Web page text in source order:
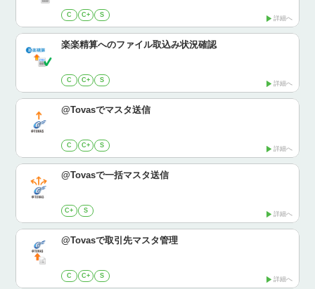
C C+ S 詳細へ
楽楽精算へのファイル取込み状況確認
C C+ S 詳細へ
@Tovasでマスタ送信
C C+ S 詳細へ
@Tovasで一括マスタ送信
C+ S 詳細へ
@Tovasで取引先マスタ管理
C C+ S 詳細へ